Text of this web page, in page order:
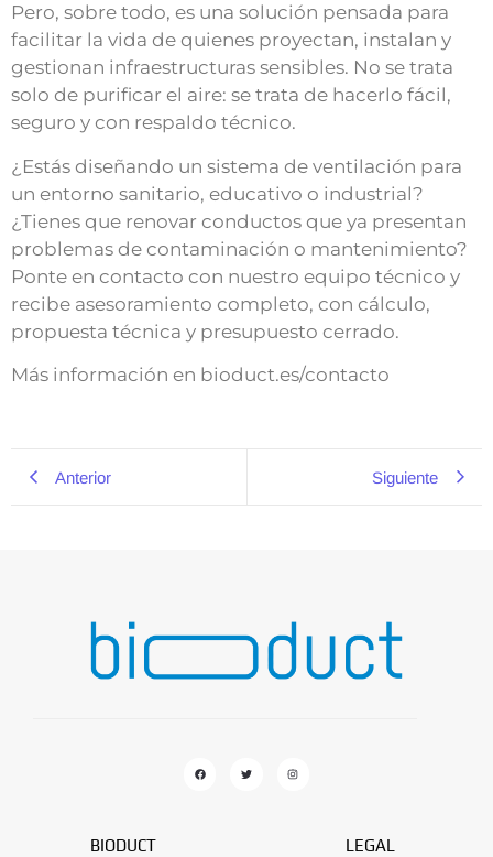
Pero, sobre todo, es una solución pensada para
facilitar la vida de quienes proyectan, instalan y
gestionan infraestructuras sensibles. No se trata
solo de purificar el aire: se trata de hacerlo fácil,
seguro y con respaldo técnico.
¿Estás diseñando un sistema de ventilación para
un entorno sanitario, educativo o industrial?
¿Tienes que renovar conductos que ya presentan
problemas de contaminación o mantenimiento?
Ponte en contacto con nuestro equipo técnico y
recibe asesoramiento completo, con cálculo,
propuesta técnica y presupuesto cerrado.
Más información en bioduct.es/contacto
Anterior Siguiente
BIODUCT LEGAL